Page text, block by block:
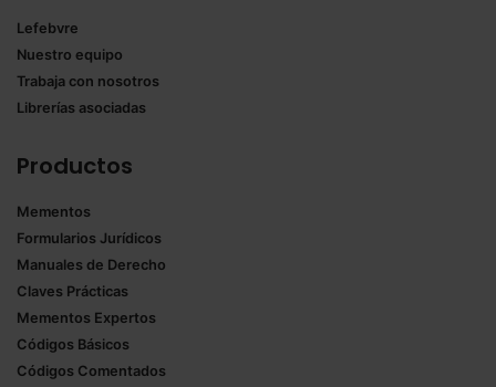
Lefebvre
Nuestro equipo
Trabaja con nosotros
Librerías asociadas
Productos
Mementos
Formularios Jurídicos
Manuales de Derecho
Claves Prácticas
Mementos Expertos
Códigos Básicos
Códigos Comentados